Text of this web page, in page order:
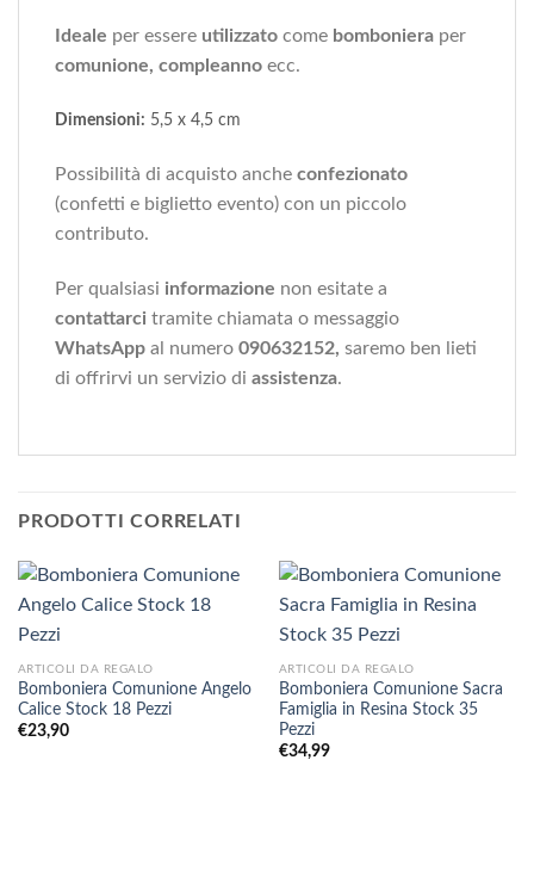
Ideale per essere utilizzato come bomboniera per
comunione, compleanno ecc.
Dimensioni: 5,5 x 4,5 cm
Possibilità di acquisto anche confezionato
(confetti e biglietto evento) con un piccolo
contributo.
Per qualsiasi informazione non esitate a
contattarci tramite chiamata o messaggio
WhatsApp al numero 090632152, saremo ben lieti
di offrirvi un servizio di assistenza.
PRODOTTI CORRELATI
ARTICOLI DA REGALO
Bomboniera Comunione Angelo
Calice Stock 18 Pezzi
€23,90
ARTICOLI DA REGALO
Bomboniera Comunione Sacra
Famiglia in Resina Stock 35
Pezzi
€34,99